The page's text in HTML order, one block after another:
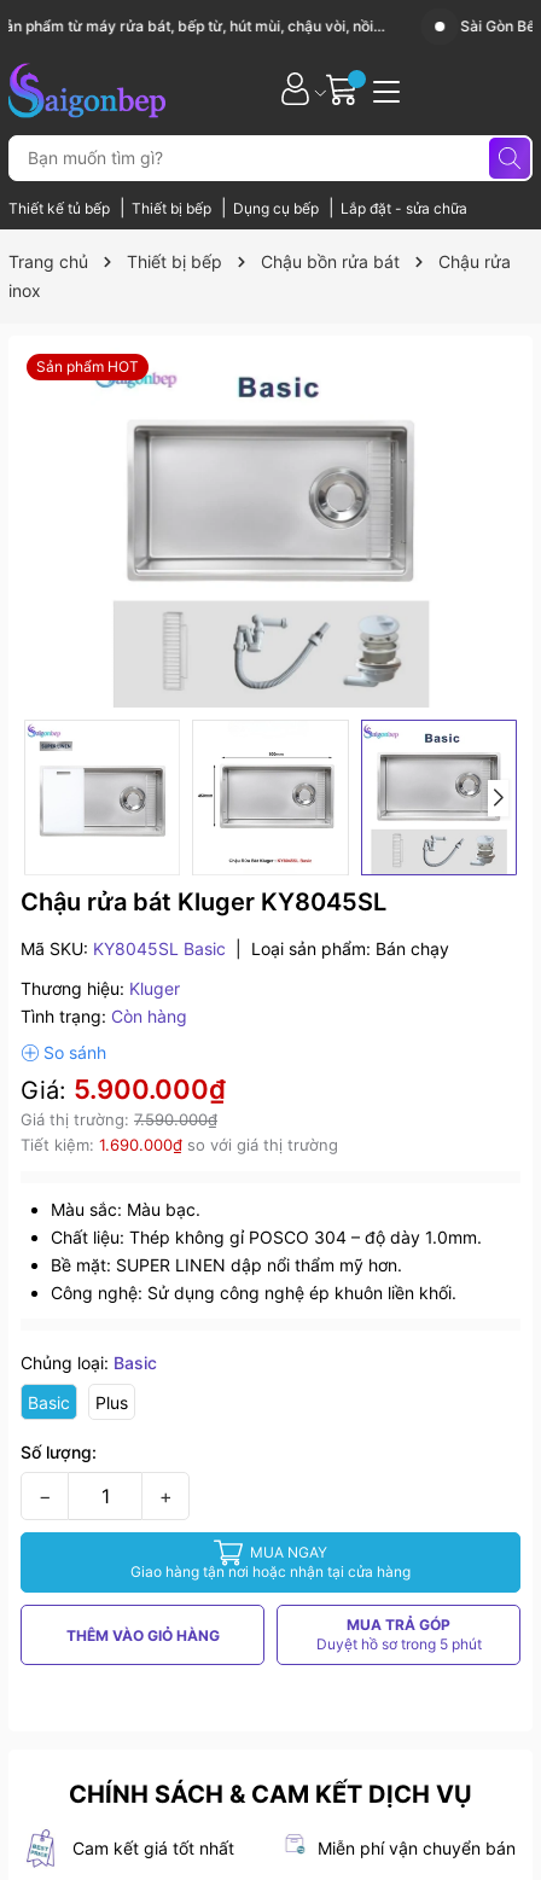
Sài Gòn Bếp chuyên thiết bị bếp, gia dụng bếp cao cấp
Thiết kế tủ bếp Thiết bị bếp Dụng cụ bếp Lắp đặt - sửa chữa
Trang chủ Thiết bị bếp Chậu bồn rửa bát
Chậu rửa
inox
Sản phẩm HOT
Chậu rửa bát Kluger KY8045SL
Mã SKU: KY8045SL Basic Loại sản phẩm: Bán chạy
Thương hiệu: Kluger
Tình trạng: Còn hàng
Giá: 5.900.000₫
Giá thị trường: 7.590.000₫
Tiết kiệm: 1.690.000₫ so với giá thị trường
Màu sắc: Màu bạc.
Chất liệu: Thép không gỉ POSCO 304 – độ dày 1.0mm.
Bề mặt: SUPER LINEN dập nổi thẩm mỹ hơn.
Công nghệ: Sử dụng công nghệ ép khuôn liền khối.
Chủng loại: Basic
Basic
Plus
Số lượng:
− +
MUA NGAY
Giao hàng tận nơi hoặc nhận tại cửa hàng
THÊM VÀO GIỎ HÀNG
MUA TRẢ GÓP
Duyệt hồ sơ trong 5 phút
CHÍNH SÁCH & CAM KẾT DỊCH VỤ
Cam kết giá tốt nhất Miễn phí vận chuyển bán